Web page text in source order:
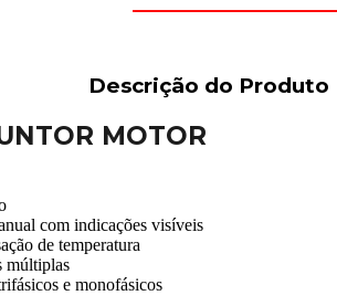
Descrição do Produto
MOTOR
com indicações visíveis
de temperatura
múltiplas
e monofásicos